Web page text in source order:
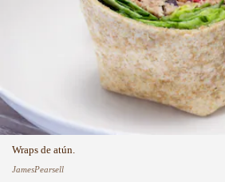
Wraps de atún.
JamesPearsell